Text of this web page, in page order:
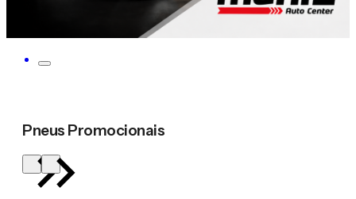
Pneus Promocionais